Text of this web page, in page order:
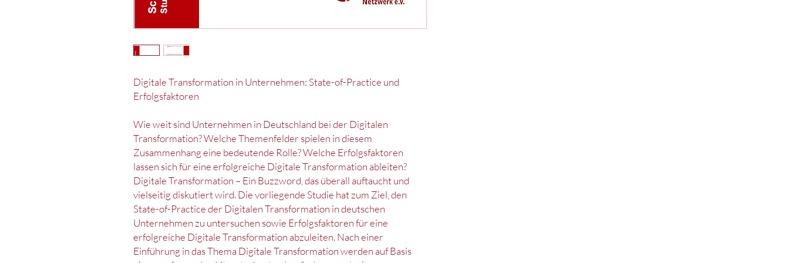
Digitale Transformation in Unternehmen: State-of-Practice und
Erfolgsfaktoren
Wie weit sind Unternehmen in Deutschland bei der Digitalen
Transformation? Welche Themenfelder spielen in diesem
Zusammenhang eine bedeutende Rolle? Welche Erfolgsfaktoren
lassen sich für eine erfolgreiche Digitale Transformation ableiten?
Digitale Transformation – Ein Buzzword, das überall auftaucht und
vielseitig diskutiert wird. Die vorliegende Studie hat zum Ziel, den
State-of-Practice der Digitalen Transformation in deutschen
Unternehmen zu untersuchen sowie Erfolgsfaktoren für eine
erfolgreiche Digitale Transformation abzuleiten. Nach einer
Einführung in das Thema Digitale Transformation werden auf Basis